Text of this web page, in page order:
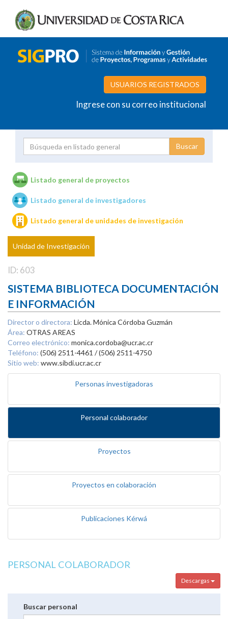
USUARIOS REGISTRADOS
Ingrese con su correo institucional
Unidades de investigación
Listado general de proyectos
Listado general de investigadores
Listado general de unidades de investigación
Unidad de Investigación
ID: 603
SISTEMA BIBLIOTECA DOCUMENTACIÓN
E INFORMACIÓN
Director o directora: Licda. Mónica Córdoba Guzmán
Área: OTRAS AREAS
Correo electrónico: monica.cordoba@ucr.ac.cr
Teléfono: (506) 2511-4461 / (506) 2511-4750
Sitio web: www.sibdi.ucr.ac.cr
Personas investigadoras
Personal colaborador
Proyectos
Proyectos en colaboración
Publicaciones Kérwá
PERSONAL COLABORADOR
Descargas
Buscar personal